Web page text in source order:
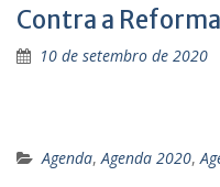
Contra a
10 de setembro de 2020
Agenda, Agenda 2020,